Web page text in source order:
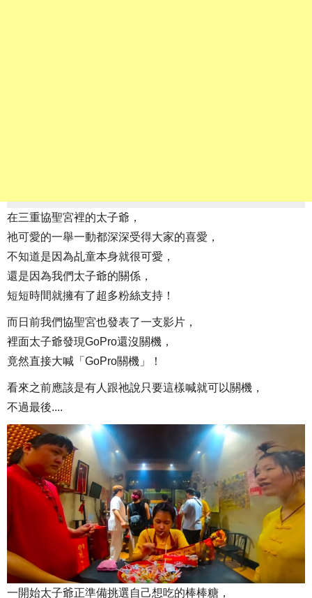
在三重協聖宮裡的太子爺，
祂可愛的一舉一動都深深受得大家的喜愛，
不知道是因為乩童本身就很可愛，
還是因為我們太子爺的關係，
短短時間就擁有了超多粉絲支持！
而日前我們協聖宮也發表了一支影片，
裡面太子爺發現GoPro還沒關機，
竟然直接大喊「GoPro關機」！
看來之前應該是有人跟祂說只要這樣喊就可以關機，
不過最後....
一開始太子爺正準備挑選自己想吃的棒棒糖，